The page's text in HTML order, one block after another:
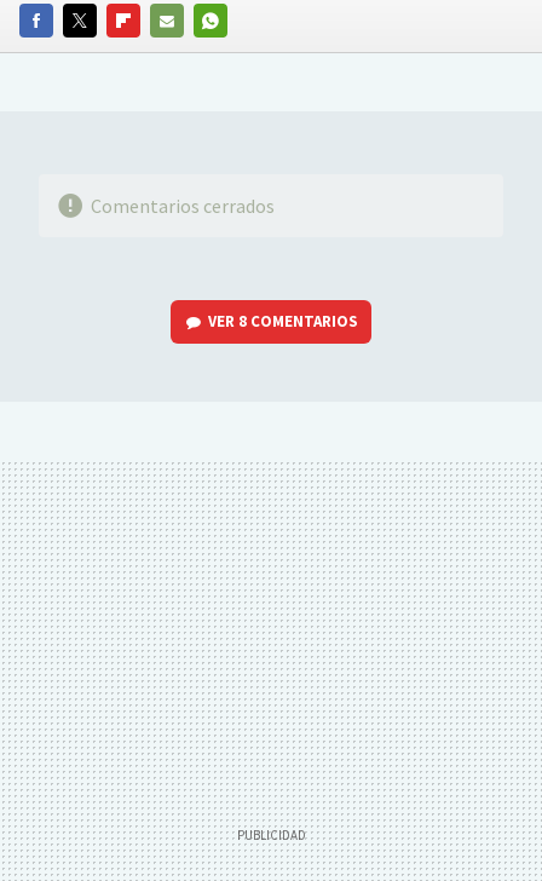
FACEBOOKTWITTERFLIPBOARD
E-
WHATSAPP
Comentarios cerrados
VER 8 COMENTARIOS